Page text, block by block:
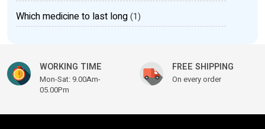
Which medicine to last long(1)
WORKING TIME
Mon-Sat: 9.00Am-
05.00Pm
FREE SHIPPING
On every order